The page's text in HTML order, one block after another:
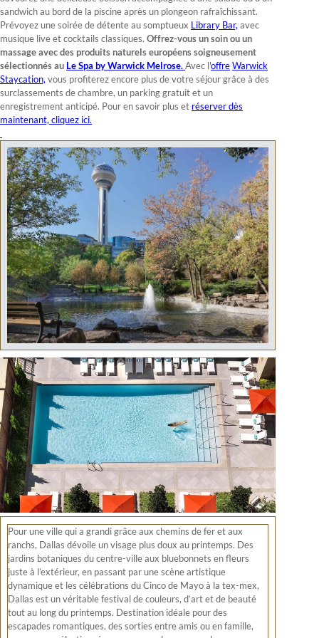
Pour une ville qui a grandi grâce aux chemins de fer et aux
ranchs, Dallas dévoile un visage plus doux au printemps. Des
jardins botaniques du centre-ville aux bluebonnets en fleurs
juste à l’extérieur, en passant par une scène artistique
dynamique et les célébrations du Cinco de Mayo à la tex-mex,
Dallas est un véritable festival de couleurs, d’art et de beauté
tout au long du printemps. Destination idéale pour des
escapades romantiques, des sorties entre amis ou en famille,
sandwich au bord de la piscine après un plongeon rafraîchissant.
Prévoyez une soirée de détente au somptueux Library Bar, avec
musique live et cocktails classiques. Offrez-vous un soin ou un
massage avec des produits naturels européens soigneusement
sélectionnés au Le Spa by Warwick Melrose.Avec l'offreWarwick
Staycation, vous profiterez encore plus de votre séjour grâce à des
surclassements de chambre, un parking gratuit et un
enregistrement anticipé. Pour en savoir plus et réserver dès
maintenant, cliquez ici.